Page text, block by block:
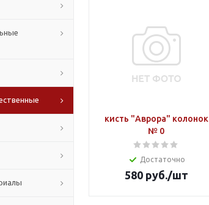
кисть "Аврора" колонок
№ 0
Достаточно
580руб./шт